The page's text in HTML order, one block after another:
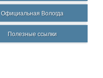
Официальная Вологда
Полезные ссылки